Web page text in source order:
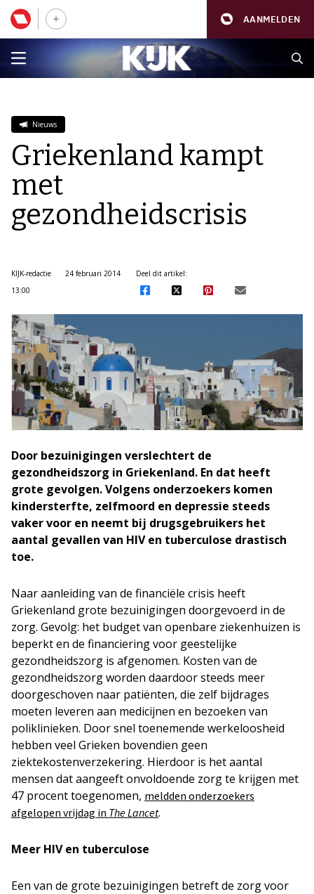
AANMELDEN
Nieuws
Griekenland kampt
met
gezondheidscrisis
KIJK-redactie
24 februari 2014
13:00
Deel dit artikel:
Door bezuinigingen verslechtert de
gezondheidszorg in Griekenland. En dat heeft
grote gevolgen. Volgens onderzoekers komen
kindersterfte, zelfmoord en depressie steeds
vaker voor en neemt bij drugsgebruikers het
aantal gevallen van HIV en tuberculose drastisch
toe.
Naar aanleiding van de financiële crisis heeft
Griekenland grote bezuinigingen doorgevoerd in de
zorg. Gevolg: het budget van openbare ziekenhuizen is
beperkt en de financiering voor geestelijke
gezondheidszorg is afgenomen. Kosten van de
gezondheidszorg worden daardoor steeds meer
doorgeschoven naar patiënten, die zelf bijdrages
moeten leveren aan medicijnen en bezoeken van
poliklinieken. Door snel toenemende werkeloosheid
hebben veel Grieken bovendien geen
ziektekostenverzekering. Hierdoor is het aantal
mensen dat aangeeft onvoldoende zorg te krijgen met
47 procent toegenomen, meldden onderzoekers
afgelopen vrijdag in The Lancet.
Meer HIV en tuberculose
Een van de grote bezuinigingen betreft de zorg voor